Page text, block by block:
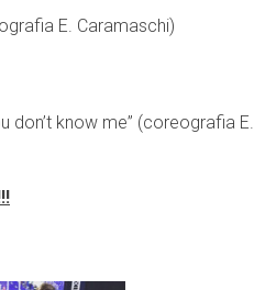
E. Caramaschi)
don’t know me” (coreografia E.